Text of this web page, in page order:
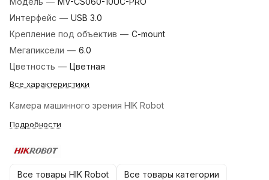
Интерфейс — USB 3.0
Крепление под объектив — C-mount
Мегапиксели — 6.0
Цветность — Цветная
Все характеристики
Камера машинного зрения HIK Robot
Подробности
Все товары HIK Robot Все товары категории